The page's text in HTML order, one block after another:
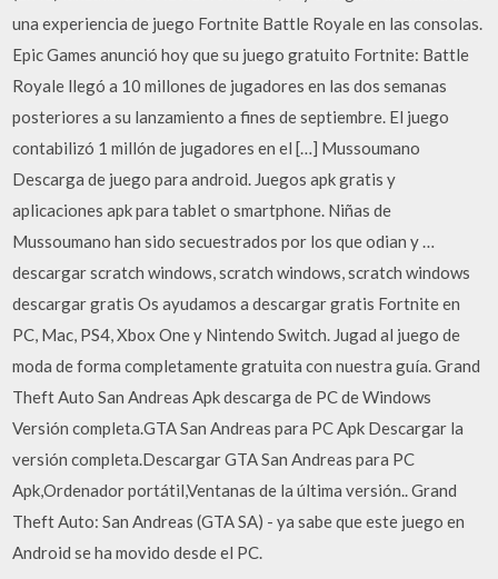
una experiencia de juego Fortnite Battle Royale en las consolas.
Epic Games anunció hoy que su juego gratuito Fortnite: Battle
Royale llegó a 10 millones de jugadores en las dos semanas
posteriores a su lanzamiento a fines de septiembre. El juego
contabilizó 1 millón de jugadores en el […] Mussoumano
Descarga de juego para android. Juegos apk gratis y
aplicaciones apk para tablet o smartphone. Niñas de
Mussoumano han sido secuestrados por los que odian y …
descargar scratch windows, scratch windows, scratch windows
descargar gratis Os ayudamos a descargar gratis Fortnite en
PC, Mac, PS4, Xbox One y Nintendo Switch. Jugad al juego de
moda de forma completamente gratuita con nuestra guía. Grand
Theft Auto San Andreas Apk descarga de PC de Windows
Versión completa.GTA San Andreas para PC Apk Descargar la
versión completa.Descargar GTA San Andreas para PC
Apk,Ordenador portátil,Ventanas de la última versión.. Grand
Theft Auto: San Andreas (GTA SA) - ya sabe que este juego en
Android se ha movido desde el PC.